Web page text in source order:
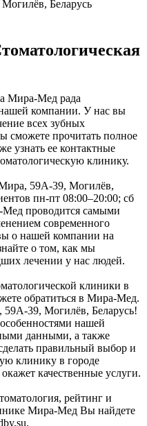
Беларусь
Мира-Мед рада
нашей компании. У нас вы
всех зубных
сможете прочитать полное
узнать ее контактные
клинику.
59А-39, Могилёв,
пн-пт 08:00–20:00; сб
Мед проводится самыми
современного
о нашей компании на
о том, как мы
лечении у нас людей.
клиники в
обратиться в Мира-Мед.
39, Могилёв, Беларусь!
нашей
данными, а также
правильный выбор и
клинику в городе
качественные услуги.
рейтинг и
Мира-Мед Вы найдете